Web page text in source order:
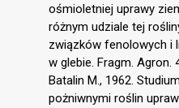
ośmioletniej uprawy
różnym udziale tej
związków fenolowych i
w glebie. Fragm. Agron.
Batalin M., 1962.
pożniwnymi roślin